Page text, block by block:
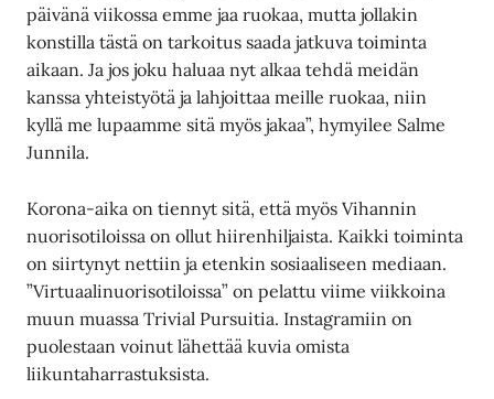
päivänä viikossa emme jaa ruokaa, mutta jollakin
konstilla tästä on tarkoitus saada jatkuva toiminta
aikaan. Ja jos joku haluaa nyt alkaa tehdä meidän
kanssa yhteistyötä ja lahjoittaa meille ruokaa, niin
kyllä me lupaamme sitä myös jakaa”, hymyilee Salme
Junnila.
Korona-aika on tiennyt sitä, että myös Vihannin
nuorisotiloissa on ollut hiirenhiljaista. Kaikki toiminta
on siirtynyt nettiin ja etenkin sosiaaliseen mediaan.
”Virtuaalinuorisotiloissa” on pelattu viime viikkoina
muun muassa Trivial Pursuitia. Instagramiin on
puolestaan voinut lähettää kuvia omista
liikuntaharrastuksista.